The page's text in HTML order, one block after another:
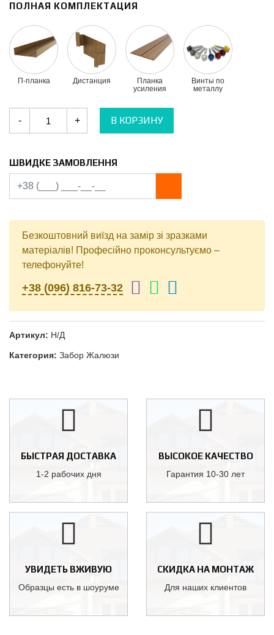
ПОЛНАЯ КОМПЛЕКТАЦИЯ
П-планка Дистанция
Планка
усиления
Винты по
металлу
-
Количество
Металлический
забор
мм
односторонний
High
Build
(усиленное
покрытие)
+ В КОРЗИНУ
ШВИДКЕ ЗАМОВЛЕННЯ
Безкоштовний виїзд на замір зі зразками
матеріалів! Професійно проконсультуємо –
телефонуйте!
+38 (096) 816-73-32
Артикул: Н/Д
Категория: Забор Жалюзи
БЫСТРАЯ ДОСТАВКА
1-2 рабочих дня
ВЫСОКОЕ КАЧЕСТВО
Гарантия 10-30 лет
УВИДЕТЬ ВЖИВУЮ
Образцы есть в шоуруме
СКИДКА НА МОНТАЖ
Для наших клиентов